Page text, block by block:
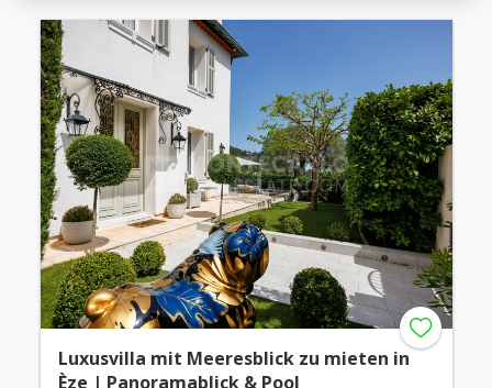
Luxusvilla mit Meeresblick zu mieten in
Èze | Panoramablick & Pool